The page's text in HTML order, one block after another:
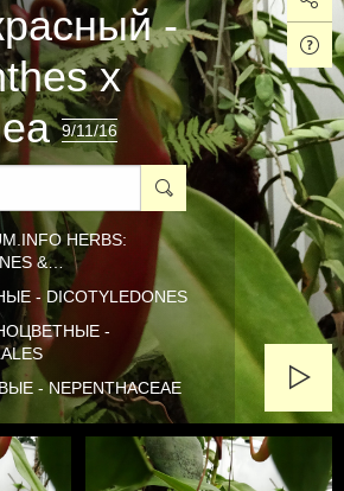
-
x
9/11/16
HERBS:
&…
- DICOTYLEDONES
-
- NEPENTHACEAE